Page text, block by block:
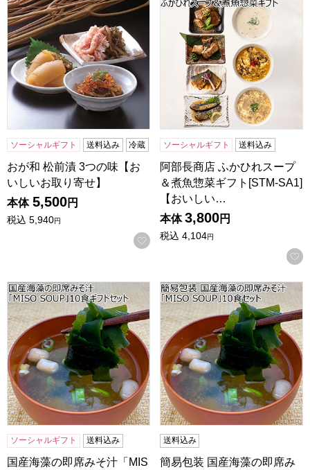
ソーシャルギフト 送料込み 冷蔵
おが和 松前漬 3つの味【お
いしいお取り寄せ】
本体 5,500円
税込 5,940円
お気に入りに登録する
ソーシャルギフト 送料込み
阿部長商店 ふかひれスープ
＆煮魚惣菜ギフト[STM-SA1]
【おいしい…
本体 3,800円
税込 4,104円
国産海藻の即席みそ汁「MISO SOUP」10食ギフトセット【
ソーシャルギフト 送料込み
国産海藻の即席みそ汁「MIS
簡易包装 国産海藻の即席み
送料込み
簡易包装 国産海藻の即席み